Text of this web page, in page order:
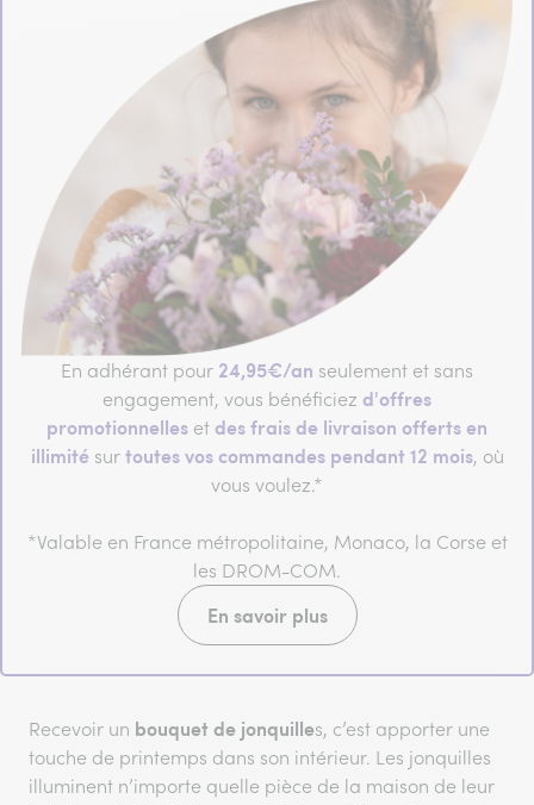
En adhérant pour 24,95€/an seulement et sans
engagement, vous bénéficiez d'offres
promotionnelles et des frais de livraison offerts en
illimité surtoutes vos commandes pendant 12 mois, où
vous voulez.*
*Valable en France métropolitaine, Monaco, la Corse et
les DROM-COM.
En savoir plus
Recevoir un bouquet de jonquilles, c’est apporter une
touche de printemps dans son intérieur. Les jonquilles
illuminent n’importe quelle pièce de la maison de leur